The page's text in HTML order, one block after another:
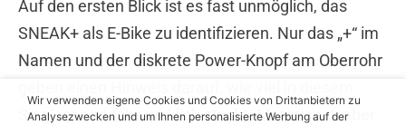
Auf den ersten Blick ist es fast unmöglich, das
SNEAK+ als E-Bike zu identifizieren. Nur das „+“ im
Namen und der diskrete Power-Knopf am Oberrohr
Singlespeed-Bike wirklich steckt. Motorisiert, aber
Wir verwenden eigene Cookies und Cookies von Drittanbietern zu
Analysezwecken und um Ihnen personalisierte Werbung auf der